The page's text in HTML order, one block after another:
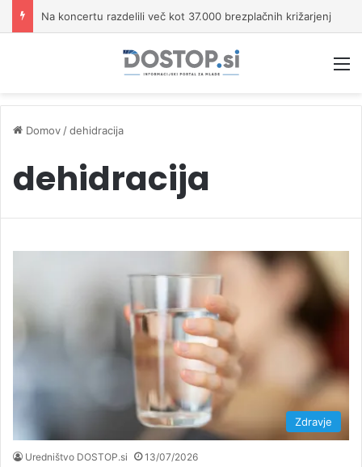
Na Kope prihaja KKŠ Summer Fest z več kot 15 glasbenimi izvajalci
Domov /dehidracija
dehidracija
Zdravje
Uredništvo DOSTOP.si 13/07/2026